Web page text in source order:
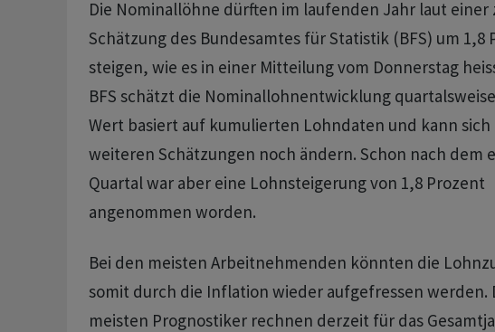
Die Nominallöhne dürften im laufenden Jahr laut einer
Schätzung des Bundesamtes für Statistik (BFS) um 1,8
steigen, wie es in einer Mitteilung vom Donnerstag
BFS schätzt die Nominallohnentwicklung
Wert basiert auf kumulierten Lohndaten und kann sich
weiteren Schätzungen noch ändern. Schon nach dem
Quartal war aber eine Lohnsteigerung von 1,8 Prozent
angenommen worden.
Bei den meisten Arbeitnehmenden könnten die
somit durch die Inflation wieder aufgefressen werden.
meisten Prognostiker rechnen derzeit für das